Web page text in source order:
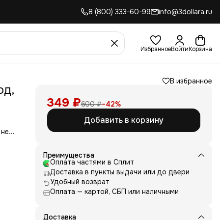
8 (800) 333-60-99 info@3dollara.ru
ИзбранноеВойтиКорзина
В избранное
349 ₽600 ₽−42%
Добавить в корзину
Преимущества
Оплата частями в Сплит
Доставка в пункты выдачи или до двери
Удобный возврат
Оплата — картой, СБП или наличными
Доставка